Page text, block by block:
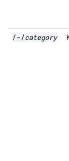
/-/category